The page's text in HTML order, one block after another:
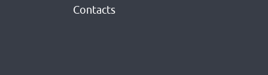
Contacts